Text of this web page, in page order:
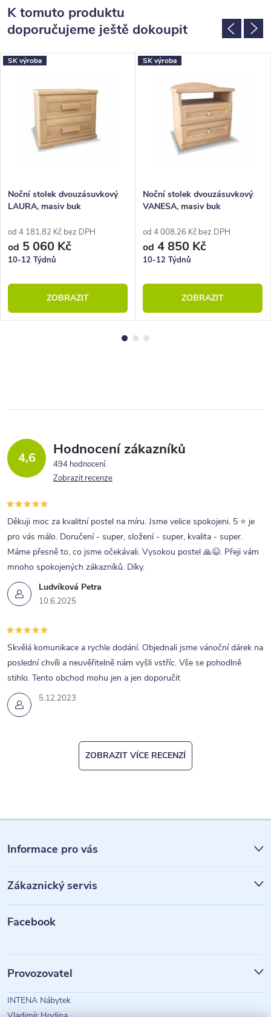
K tomuto produktu
doporučujeme ještě dokoupit
SK výroba
Noční stolek dvouzásuvkový
LAURA, masiv buk
od 4 181,82 Kč bez DPH
od 5 060 Kč
10-12 Týdnů
ZOBRAZIT
SK výroba
Noční stolek dvouzásuvkový
VANESA, masiv buk
od 4 008,26 Kč bez DPH
od 4 850 Kč
10-12 Týdnů
ZOBRAZIT
4,6 Hodnocení zákazníků
494 hodnocení
Zobrazit recenze
Ludvíková Petra
10.6.2025
Děkuji moc za kvalitní postel na míru. Jsme velice spokojeni. 5 ⭐ je
pro vás málo. Doručení - super, složení - super, kvalita - super.
Máme přesně to, co jsme očekávali. Vysokou postel 🙏😉. Přeji vám
mnoho spokojených zákazníků. Díky.
5.12.2023
Skvělá komunikace a rychle dodání. Objednali jsme vánoční dárek na
poslední chvíli a neuvěřitelně nám vyšli vstříc. Vše se pohodlně
stihlo. Tento obchod mohu jen a jen doporučit
ZOBRAZIT VÍCE RECENZÍ
á
p
a
Informace pro vás
Zákaznický servis
Facebook
Provozovatel
INTENA Nábytek